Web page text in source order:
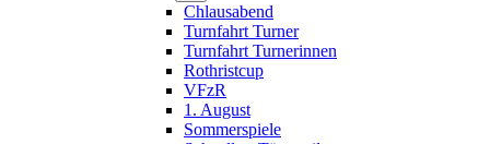
Chlausabend
Turnfahrt Turner
Turnfahrt Turnerinnen
Rothristcup
VFzR
1. August
Sommerspiele